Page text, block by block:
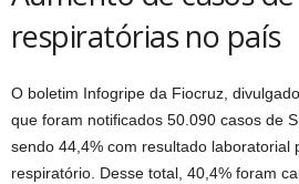
respiratórias no país
O boletim Infogripe da Fiocruz,
que foram notificados 50.090 casos de
sendo 44,4% com resultado laboratorial
respiratório. Desse total, 40,4% foram